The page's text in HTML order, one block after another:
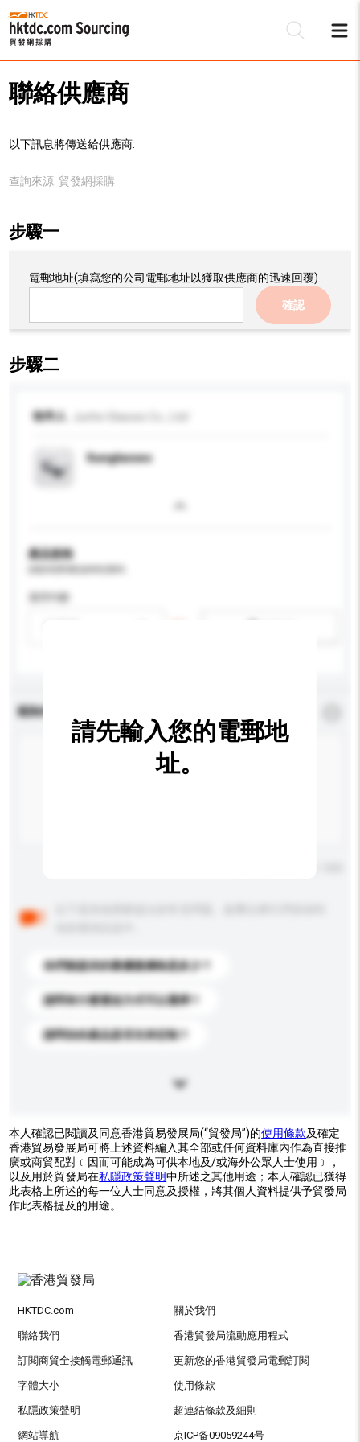
聯絡供應商
以下訊息將傳送給供應商:
查詢來源: 貿發網採購
步驟一
電郵地址(填寫您的公司電郵地址以獲取供應商的迅速回覆)
確認
步驟二
收件人
Sunglasses
產品規格
適用年齡
查詢內容
你們能提供的最優惠價格是多少？
請問有什麼運送方式可以選擇？
請問你的產品是否支持定制？
請先輸入您的電郵地
址。
本人確認已閱讀及同意香港貿易發展局(“貿發局”)的使用條款及確定
香港貿易發展局可將上述資料編入其全部或任何資料庫內作為直接推
廣或商貿配對﹝因而可能成為可供本地及/或海外公眾人士使用﹞，
以及用於貿發局在私隱政策聲明中所述之其他用途；本人確認已獲得
此表格上所述的每一位人士同意及授權，將其個人資料提供予貿發局
作此表格提及的用途。
HKTDC.com 關於我們
聯絡我們 香港貿發局流動應用程式
訂閱商貿全接觸電郵通訊 更新您的香港貿發局電郵訂閱
字體大小 使用條款
私隱政策聲明 超連結條款及細則
網站導航 京ICP备09059244号